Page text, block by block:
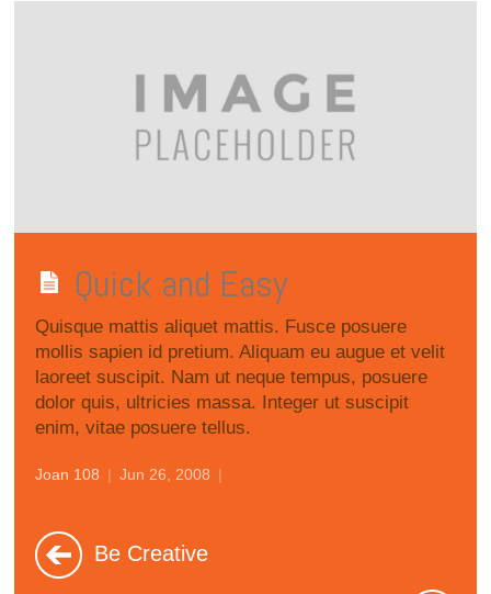
Quick and Easy
Quisque mattis aliquet mattis. Fusce posuere
mollis sapien id pretium. Aliquam eu augue et velit
laoreet suscipit. Nam ut neque tempus, posuere
dolor quis, ultricies massa. Integer ut suscipit
enim, vitae posuere tellus.
Joan 108 | Jun 26, 2008 |
Be Creative